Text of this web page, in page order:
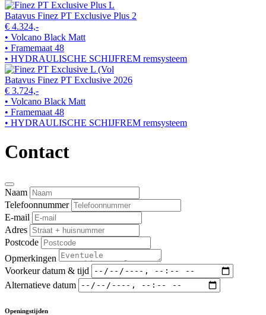
Batavus Finez PT Exclusive Plus 2
€ 4.324,-
• Volcano Black Matt
• Framemaat 48
• HYDRAULISCHE SCHIJFREM remsysteem
Batavus Finez PT Exclusive 2026
€ 3.724,-
• Volcano Black Matt
• Framemaat 48
• HYDRAULISCHE SCHIJFREM remsysteem
Contact
Naam
Telefoonnummer
E-mail
Adres
Postcode
Opmerkingen
Voorkeur datum & tijd
Alternatieve datum
Openingstijden